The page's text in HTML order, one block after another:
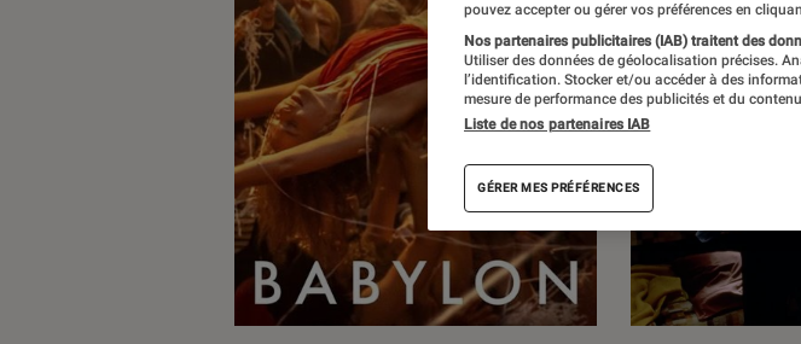
pouvez accepter ou gérer vos préférences en
Nos partenaires publicitaires (IAB) traitent des
Utiliser des données de géolocalisation précises.
l’identification. Stocker et/ou accéder à des
mesure de performance des publicités et du
Liste de nos partenaires IAB
GÉRER MES PRÉFÉRENCES